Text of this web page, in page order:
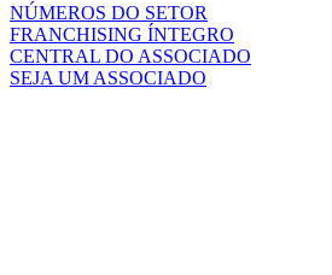
NÚMEROS DO SETOR
FRANCHISING ÍNTEGRO
CENTRAL DO ASSOCIADO
SEJA UM ASSOCIADO